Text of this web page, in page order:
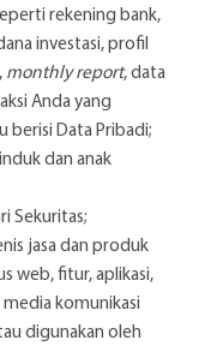
rekening bank,
investasi, profil
, monthly report, data
Anda yang
berisi Data Pribadi;
dan anak
Sekuritas;
jasa dan produk
web, fitur, aplikasi,
komunikasi
digunakan oleh